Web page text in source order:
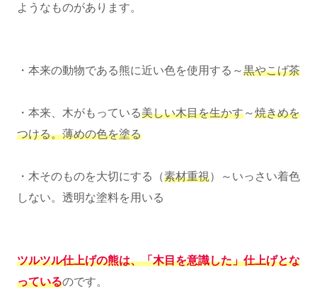
ようなものがあります。
・本来の動物である熊に近い色を使用する～黒やこげ茶
・本来、木がもっている美しい木目を生かす～焼きめを
つける。薄めの色を塗る
・木そのものを大切にする（素材重視）～いっさい着色
しない。透明な塗料を用いる
ツルツル仕上げの熊は、「木目を意識した」仕上げとな
っているのです。